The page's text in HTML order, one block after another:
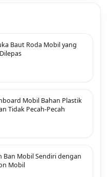
Baut Roda Mobil yang
Mobil Bahan Plastik
Tidak Pecah-Pecah
Ban Mobil Sendiri dengan
Mobil